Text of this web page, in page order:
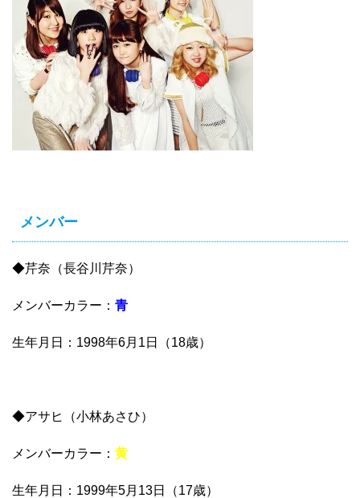
メンバー
◆芹奈（長谷川芹奈）
メンバーカラー： 青
生年月日：1998年6月1日（18歳）
◆アサヒ（小林あさひ）
メンバーカラー： 黄
生年月日：1999年5月13日（17歳）